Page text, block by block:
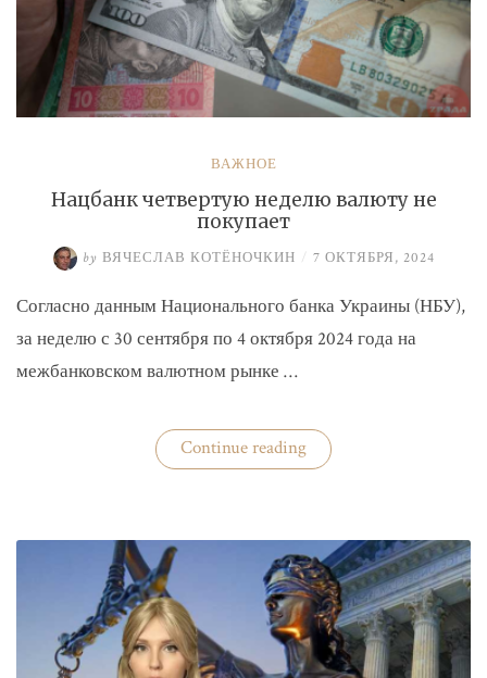
ВАЖНОЕ
Нацбанк четвертую неделю валюту не
покупает
by ВЯЧЕСЛАВ КОТЁНОЧКИН / 7 ОКТЯБРЯ, 2024
Согласно данным Национального банка Украины (НБУ),
за неделю с 30 сентября по 4 октября 2024 года на
межбанковском валютном рынке …
Continue reading«Нацбанк
четвертую
покупает»